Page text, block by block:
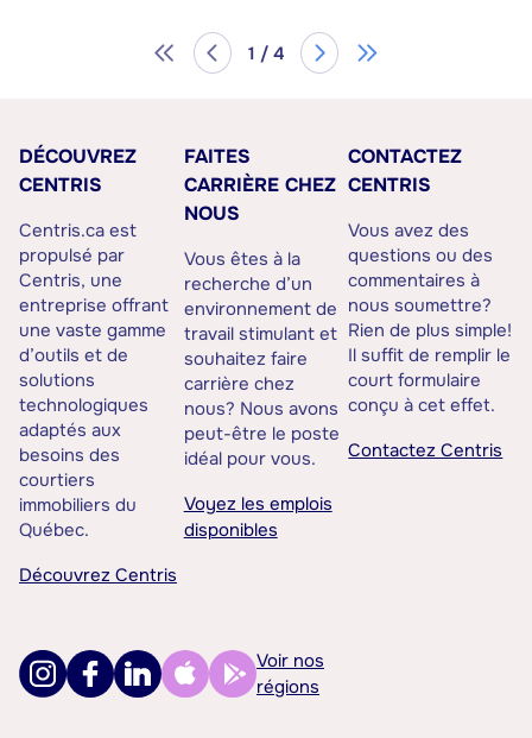
1 / 4
DÉCOUVREZ
CENTRIS
Centris.ca est
propulsé par
Centris, une
entreprise offrant
une vaste gamme
d’outils et de
solutions
technologiques
adaptés aux
besoins des
courtiers
immobiliers du
Québec.
Découvrez Centris
FAITES
CARRIÈRE CHEZ
NOUS
Vous êtes à la
recherche d’un
environnement de
travail stimulant et
souhaitez faire
carrière chez
nous? Nous avons
peut-être le poste
idéal pour vous.
Voyez les emplois
disponibles
CONTACTEZ
CENTRIS
Vous avez des
questions ou des
commentaires à
nous soumettre?
Rien de plus simple!
Il suffit de remplir le
court formulaire
conçu à cet effet.
Contactez Centris
Voir nos
régions